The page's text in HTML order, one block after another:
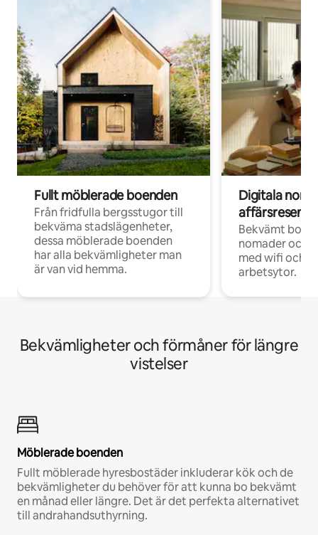
Fullt möblerade boenden
Från fridfulla bergsstugor till
bekväma stadslägenheter,
dessa möblerade boenden
har alla bekvämligheter man
är van vid hemma.
Digitala
Bekvämt
nomader och
med wifi och
arbetsytor.
Bekvämligheter och förmåner för längre
vistelser
Möblerade boenden
Fullt möblerade hyresbostäder inkluderar kök och de
bekvämligheter du behöver för att kunna bo bekvämt
en månad eller längre. Det är det perfekta alternativet
till andrahandsuthyrning.